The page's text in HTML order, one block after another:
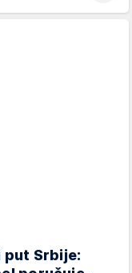
put Srbije: